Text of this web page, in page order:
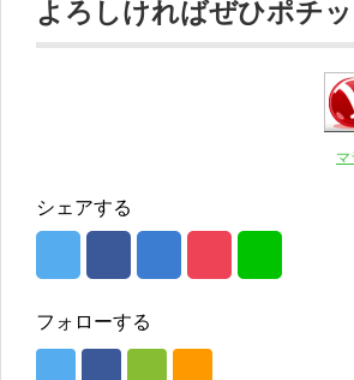
よろしければぜひポチ
シェアする
フォローする